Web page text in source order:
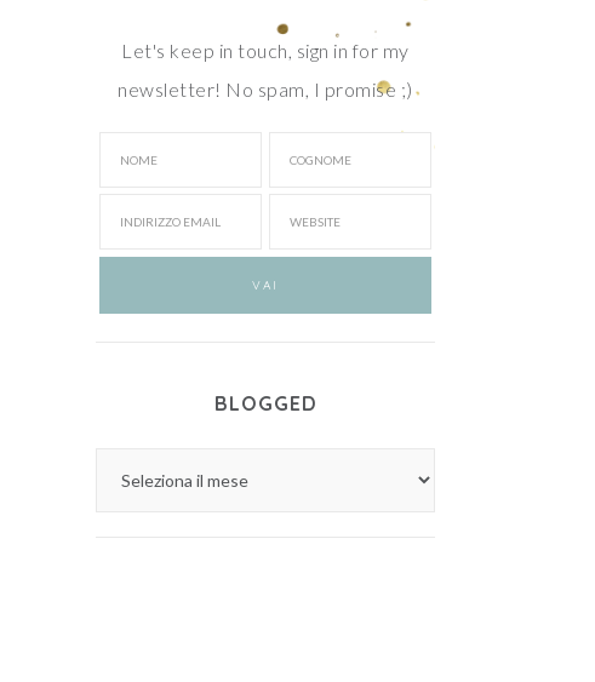
Let's keep in touch, sign in for my
newsletter! No spam, I promise ;)
BLOGGED